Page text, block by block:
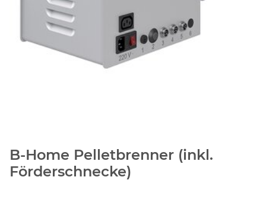
B-Home Pelletbrenner (inkl.
Förderschnecke)